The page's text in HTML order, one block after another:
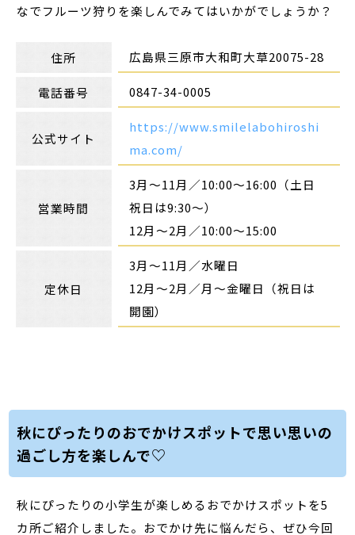
なでフルーツ狩りを楽しんでみてはいかがでしょうか？
住所 広島県三原市大和町大草20075-28
電話番号 0847-34-0005
公式サイト
https://www.smilelabohiroshi
ma.com/
営業時間
3月～11月／10:00～16:00（土日
祝日は9:30～）
12月～2月／10:00～15:00
定休日
3月～11月／水曜日
12月～2月／月～金曜日（祝日は
開園）
秋にぴったりのおでかけスポットで思い思いの
過ごし方を楽しんで♡
秋にぴったりの小学生が楽しめるおでかけスポットを5
カ所ご紹介しました。おでかけ先に悩んだら、ぜひ今回